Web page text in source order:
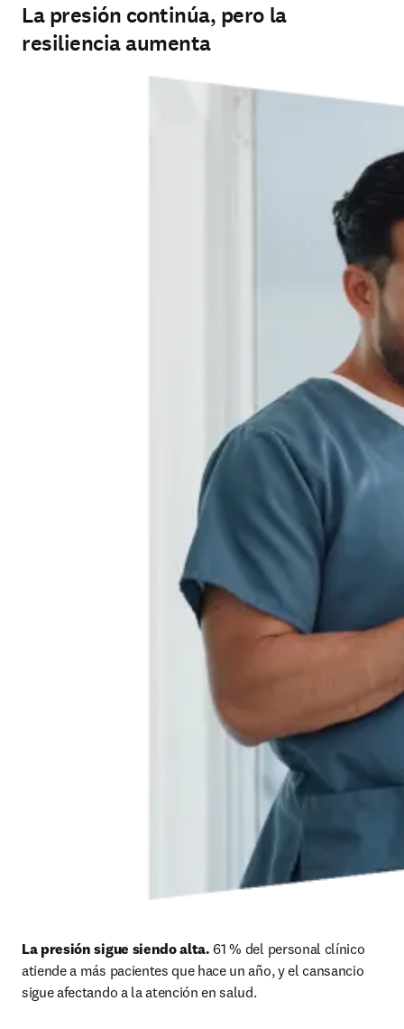
La presión continúa, pero la
resiliencia aumenta
La presión sigue siendo alta. 61 % del personal clínico
atiende a más pacientes que hace un año, y el cansancio
sigue afectando a la atención en salud.